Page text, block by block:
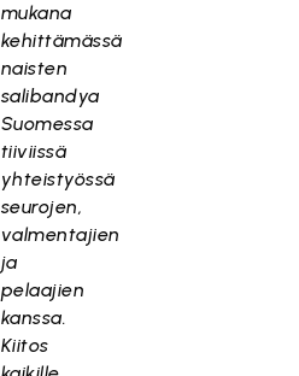
mukana
kehittämässä
naisten
salibandya
Suomessa
tiiviissä
yhteistyössä
seurojen,
valmentajien
ja
pelaajien
kanssa.
Kiitos